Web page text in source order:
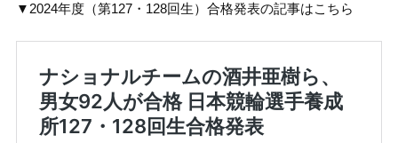
▼2024年度（第127・128回生）合格発表の記事はこちら